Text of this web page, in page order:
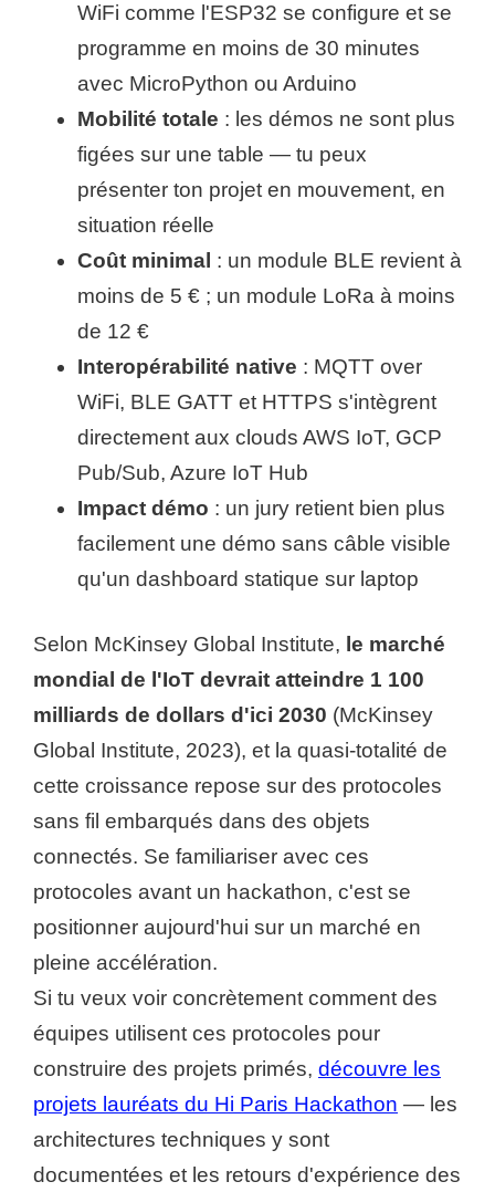
WiFi comme l'ESP32 se configure et se
programme en moins de 30 minutes
avec MicroPython ou Arduino
Mobilité totale : les démos ne sont plus
figées sur une table — tu peux
présenter ton projet en mouvement, en
situation réelle
Coût minimal : un module BLE revient à
moins de 5 € ; un module LoRa à moins
de 12 €
Interopérabilité native : MQTT over
WiFi, BLE GATT et HTTPS s'intègrent
directement aux clouds AWS IoT, GCP
Pub/Sub, Azure IoT Hub
Impact démo : un jury retient bien plus
facilement une démo sans câble visible
qu'un dashboard statique sur laptop
Selon McKinsey Global Institute, le marché
mondial de l'IoT devrait atteindre 1 100
milliards de dollars d'ici 2030 (McKinsey
Global Institute, 2023), et la quasi-totalité de
cette croissance repose sur des protocoles
sans fil embarqués dans des objets
connectés. Se familiariser avec ces
protocoles avant un hackathon, c'est se
positionner aujourd'hui sur un marché en
pleine accélération.
Si tu veux voir concrètement comment des
équipes utilisent ces protocoles pour
construire des projets primés, découvre les
projets lauréats du Hi Paris Hackathon — les
architectures techniques y sont
documentées et les retours d'expérience des